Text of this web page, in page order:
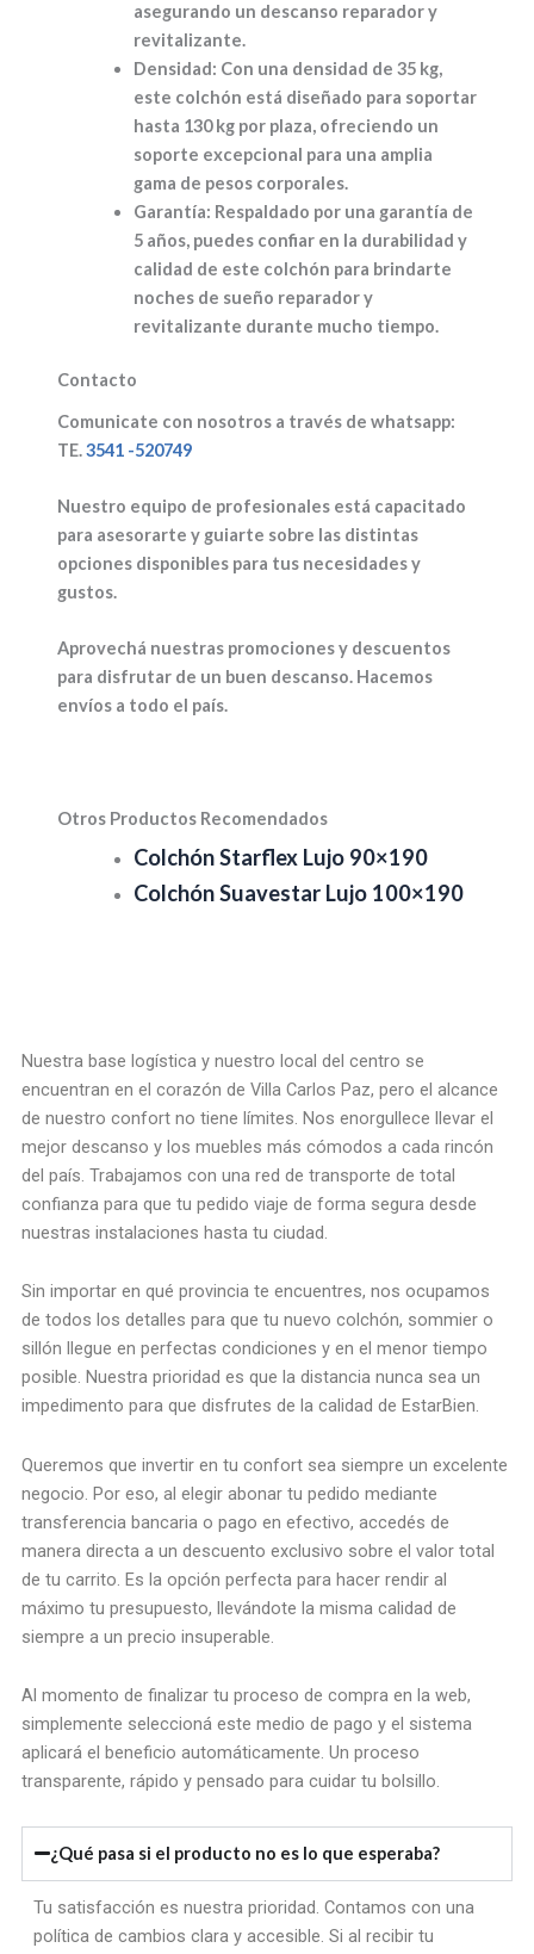
asegurando un descanso reparador y
revitalizante.
Densidad: Con una densidad de 35 kg,
este colchón está diseñado para soportar
hasta 130 kg por plaza, ofreciendo un
soporte excepcional para una amplia
gama de pesos corporales.
Garantía: Respaldado por una garantía de
5 años, puedes confiar en la durabilidad y
calidad de este colchón para brindarte
noches de sueño reparador y
revitalizante durante mucho tiempo.
Contacto
Comunicate con nosotros a través de whatsapp:
TE.3541 -520749
Nuestro equipo de profesionales está capacitado
para asesorarte y guiarte sobre las distintas
opciones disponibles para tus necesidades y
gustos.
Aprovechá nuestras promociones y descuentos
para disfrutar de un buen descanso. Hacemos
envíos a todo el país.
Otros Productos Recomendados
Colchón Starflex Lujo 90×190
Colchón Suavestar Lujo 100×190
Nuestra base logística y nuestro local del centro se
encuentran en el corazón de Villa Carlos Paz, pero el alcance
de nuestro confort no tiene límites. Nos enorgullece llevar el
mejor descanso y los muebles más cómodos a cada rincón
del país. Trabajamos con una red de transporte de total
confianza para que tu pedido viaje de forma segura desde
nuestras instalaciones hasta tu ciudad.
Sin importar en qué provincia te encuentres, nos ocupamos
de todos los detalles para que tu nuevo colchón, sommier o
sillón llegue en perfectas condiciones y en el menor tiempo
posible. Nuestra prioridad es que la distancia nunca sea un
impedimento para que disfrutes de la calidad de EstarBien.
Queremos que invertir en tu confort sea siempre un excelente
negocio. Por eso, al elegir abonar tu pedido mediante
transferencia bancaria o pago en efectivo, accedés de
manera directa a un descuento exclusivo sobre el valor total
de tu carrito. Es la opción perfecta para hacer rendir al
máximo tu presupuesto, llevándote la misma calidad de
siempre a un precio insuperable.
Al momento de finalizar tu proceso de compra en la web,
simplemente seleccioná este medio de pago y el sistema
aplicará el beneficio automáticamente. Un proceso
transparente, rápido y pensado para cuidar tu bolsillo.
¿Qué pasa si el producto no es lo que esperaba?
Tu satisfacción es nuestra prioridad. Contamos con una
política de cambios clara y accesible. Si al recibir tu